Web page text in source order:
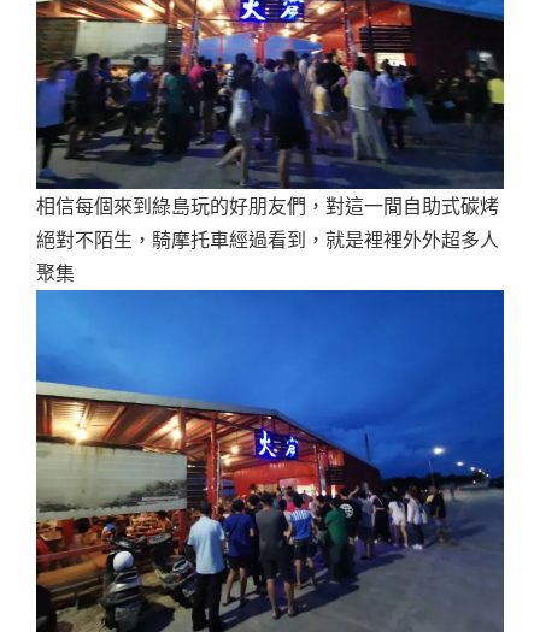
相信每個來到綠島玩的好朋友們，對這一間自助式碳烤
絕對不陌生，騎摩托車經過看到，就是裡裡外外超多人
聚集